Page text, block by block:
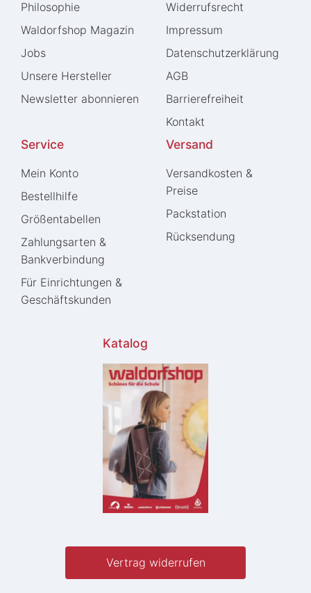
Philosophie
Waldorfshop Magazin
Jobs
Unsere Hersteller
Newsletter abonnieren
Widerrufs­recht
Impressum
Daten­schutz­erklärung
AGB
Barrierefreiheit
Kontakt
Service
Mein Konto
Bestellhilfe
Größentabellen
Zahlungsarten &
Bankverbindung
Für Einrichtungen &
Geschäftskunden
Versand
Versandkosten &
Preise
Packstation
Rücksendung
Katalog
Vertrag widerrufen